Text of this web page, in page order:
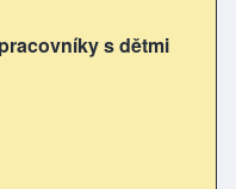
s dětmi